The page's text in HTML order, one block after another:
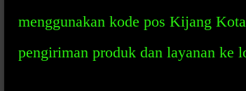
menggunakan kode pos Kijang
pengiriman produk dan layanan ke